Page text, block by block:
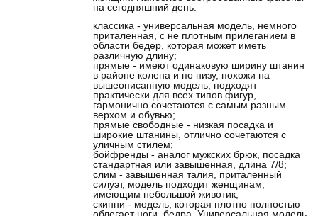
на сегодняшний день:
классика - универсальная модель, немного
приталенная, с не плотным прилеганием в
области бедер, которая может иметь
различную длину;
прямые - имеют одинаковую ширину штанин
в районе колена и по низу, похожи на
вышеописанную модель, подходят
практически для всех типов фигур,
гармонично сочетаются с самым разным
верхом и обувью;
прямые свободные - низкая посадка и
широкие штанины, отлично сочетаются с
уличным стилем;
бойфренды - аналог мужских брюк, посадка
стандартная или завышенная, длина 7/8;
слим - завышенная талия, приталенный
силуэт, модель подходит женщинам,
имеющим небольшой животик;
скинни - модель, которая плотно полностью